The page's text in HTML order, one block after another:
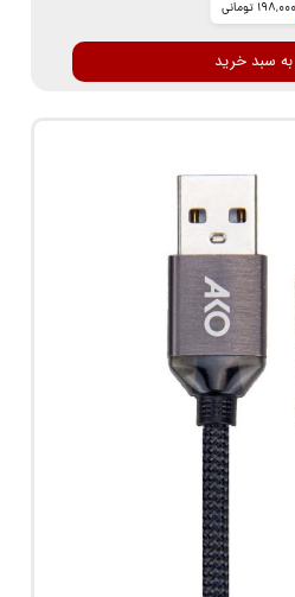
198,000 تومانی
به سبد خرید